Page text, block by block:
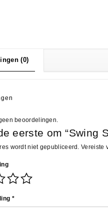
(0)
beoordelingen.
eerste om “Swing
wordt niet gepubliceerd. Vereiste
*